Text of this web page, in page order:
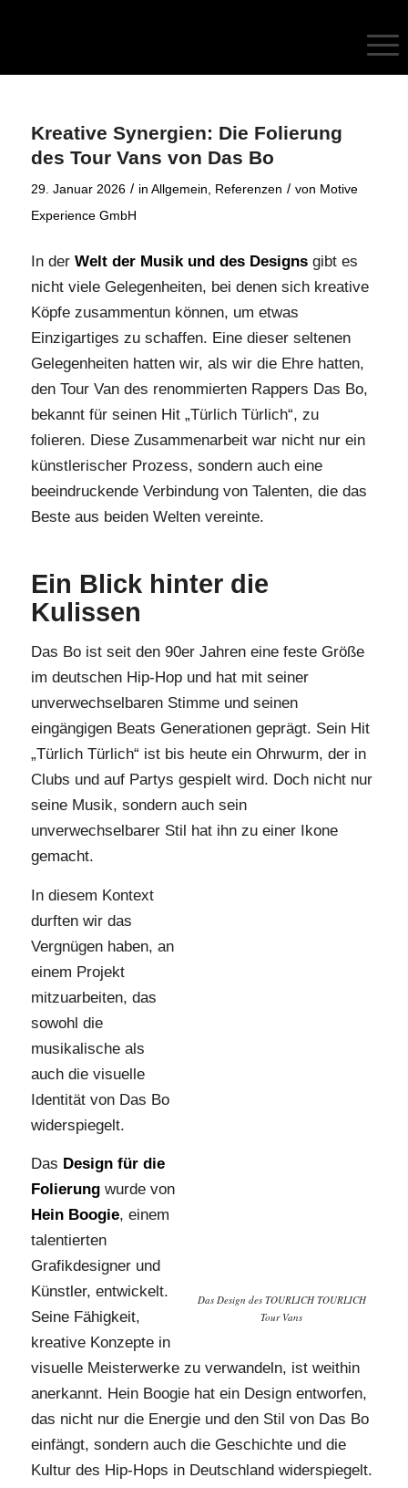
Kreative Synergien: Die Folierung
des Tour Vans von Das Bo
29. Januar 2026 / in Allgemein, Referenzen / von Motive
Experience GmbH
In der Welt der Musik und des Designsgibt es
nicht viele Gelegenheiten, bei denen sich kreative
Köpfe zusammentun können, um etwas
Einzigartiges zu schaffen. Eine dieser seltenen
Gelegenheiten hatten wir, als wir die Ehre hatten,
den Tour Van des renommierten Rappers Das Bo,
bekannt für seinen Hit „Türlich Türlich“, zu
folieren. Diese Zusammenarbeit war nicht nur ein
künstlerischer Prozess, sondern auch eine
beeindruckende Verbindung von Talenten, die das
Beste aus beiden Welten vereinte.
Ein Blick hinter die
Kulissen
Das Bo ist seit den 90er Jahren eine feste Größe
im deutschen Hip-Hop und hat mit seiner
unverwechselbaren Stimme und seinen
eingängigen Beats Generationen geprägt. Sein Hit
„Türlich Türlich“ ist bis heute ein Ohrwurm, der in
Clubs und auf Partys gespielt wird. Doch nicht nur
seine Musik, sondern auch sein
unverwechselbarer Stil hat ihn zu einer Ikone
gemacht.
Das Design des TOURLICH TOURLICH
Tour Vans
In diesem Kontext
durften wir das
Vergnügen haben, an
einem Projekt
mitzuarbeiten, das
sowohl die
musikalische als
auch die visuelle
Identität von Das Bo
widerspiegelt.
Das Design für die
Folierungwurde von
Hein Boogie, einem
talentierten
Grafikdesigner und
Künstler, entwickelt.
Seine Fähigkeit,
kreative Konzepte in
visuelle Meisterwerke zu verwandeln, ist weithin
anerkannt. Hein Boogie hat ein Design entworfen,
das nicht nur die Energie und den Stil von Das Bo
einfängt, sondern auch die Geschichte und die
Kultur des Hip-Hops in Deutschland widerspiegelt.